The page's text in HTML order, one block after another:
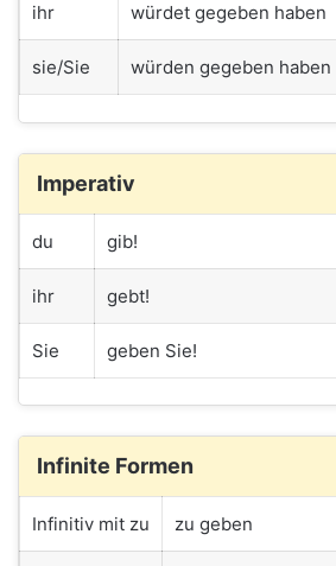
ihr würdet gegeben haben
sie/Sie würden gegeben haben
Imperativ
du gib!
ihr gebt!
Sie geben Sie!
Infinite Formen
Infinitiv mit zu zu geben